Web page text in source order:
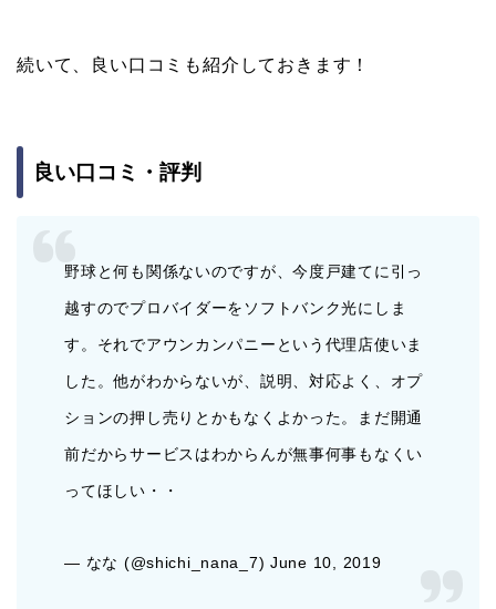
続いて、良い口コミも紹介しておきます！
良い口コミ・評判
野球と何も関係ないのですが、今度戸建てに引っ
越すのでプロバイダーをソフトバンク光にしま
す。それでアウンカンパニーという代理店使いま
した。他がわからないが、説明、対応よく、オプ
ションの押し売りとかもなくよかった。まだ開通
前だからサービスはわからんが無事何事もなくい
ってほしい・・
— なな (@shichi_nana_7) June 10, 2019